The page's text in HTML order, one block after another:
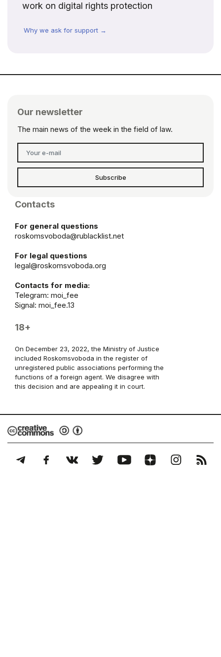
work on digital rights protection
Why we ask for support →
Our newsletter
The main news of the week in the field of law.
Subscribe
Contacts
For general questions
roskomsvoboda@rublacklist.net
For legal questions
legal@roskomsvoboda.org
Contacts for media:
Telegram: moi_fee
Signal: moi_fee.13
18+
On December 23, 2022, the Ministry of Justice
included Roskomsvoboda in the register of
unregistered public associations performing the
functions of a foreign agent. We disagree with
this decision and are appealing it in court.